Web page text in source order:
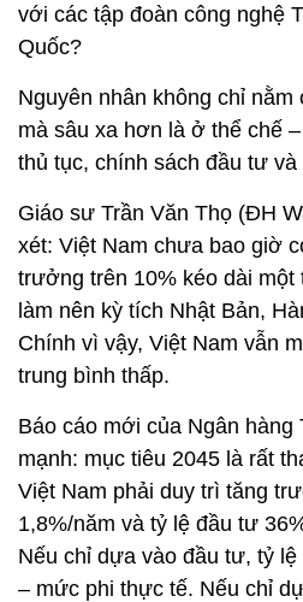
với các tập đoàn công nghệ
Quốc?
Nguyên nhân không chỉ
mà sâu xa hơn là ở thể chế
thủ tục, chính sách đầu tư
Giáo sư Trần Văn Thọ (ĐH
xét: Việt Nam chưa bao giờ
trưởng trên 10% kéo dài một
làm nên kỳ tích Nhật Bản,
Chính vì vậy, Việt Nam vẫn
trung bình thấp.
Báo cáo mới của Ngân hàng
mạnh: mục tiêu 2045 là rất
Việt Nam phải duy trì tăng
1,8%/năm và tỷ lệ đầu tư
Nếu chỉ dựa vào đầu tư, tỷ
– mức phi thực tế. Nếu chỉ